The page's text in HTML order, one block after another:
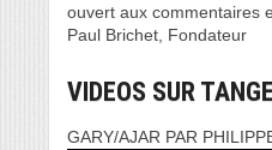
ouvert aux commentaires
Paul Brichet, Fondateur
VIDEOS SUR
GARY/AJAR PAR